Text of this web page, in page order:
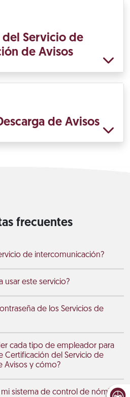
Servicio de
de Avisos
de Avisos
frecuentes
de intercomunicación?
usar este servicio?
de los Servicios de
cada tipo de empleador para
Certificación del Servicio de
Avisos y cómo?
sistema de control de nómina